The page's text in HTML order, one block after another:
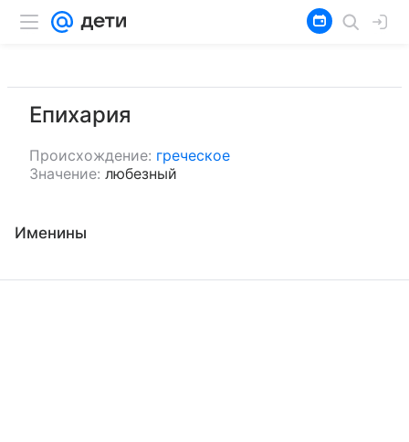
Епихария
Происхождение: греческое
Значение: любезный
Именины